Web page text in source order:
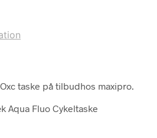
taske på tilbudhos maxipro.
Aqua Fluo Cykeltaske